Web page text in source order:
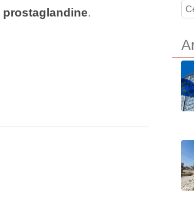
prostaglandine.